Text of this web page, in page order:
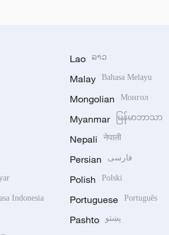
Indonesia
Lao ລາວ
Malay Bahasa Melayu
Mongolian Монгол
Myanmar မြန်မာဘာသာ
Nepali नेपाली
Persian فارسی
Polish Polski
Portuguese Português
Pashto پښتو